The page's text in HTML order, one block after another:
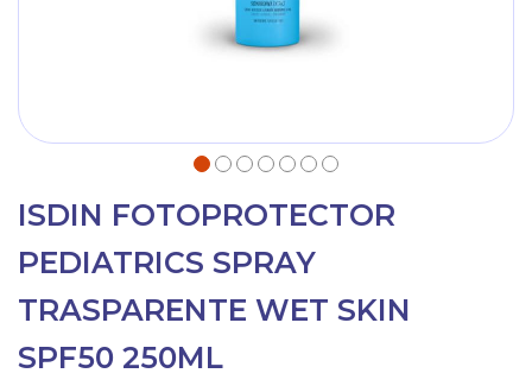
ISDIN FOTOPROTECTOR
PEDIATRICS SPRAY
TRASPARENTE WET SKIN
SPF50 250ML